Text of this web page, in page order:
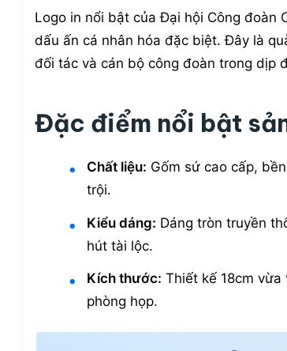
Logo in nổi bật của Đại hội Công đoàn
dấu ấn cá nhân hóa đặc biệt. Đây là
đối tác và cán bộ công đoàn trong dịp
Đặc điểm nổi bật
Chất liệu: Gốm sứ cao cấp,
trội.
Kiểu dáng: Dáng tròn truyền
hút tài lộc.
Kích thước: Thiết kế 18cm
phòng họp.